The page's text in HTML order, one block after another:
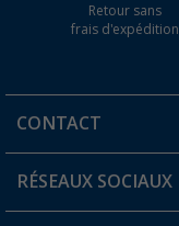
Retour sans
frais d'expédition
CONTACT
Une question ?
RÉSEAUX SOCIAUX